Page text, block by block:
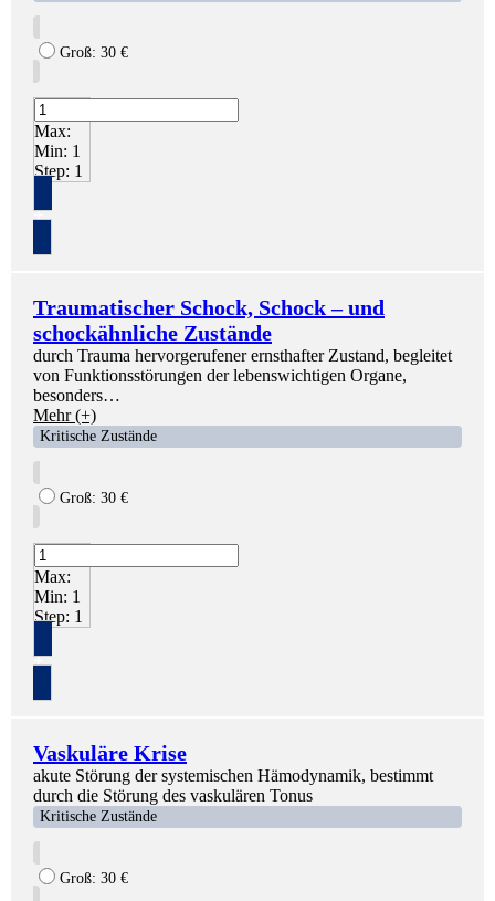
Groß: 30 €
Max:
Min: 1
Step: 1
+
Traumatischer Schock, Schock – und
schockähnliche Zustände
durch Trauma hervorgerufener ernsthafter Zustand, begleitet
von Funktionsstörungen der lebenswichtigen Organe,
besonders…
Mehr (+)
Kritische Zustände
Groß: 30 €
Max:
Min: 1
Step: 1
+
Vaskuläre Krise
akute Störung der systemischen Hämodynamik, bestimmt
durch die Störung des vaskulären Tonus
Kritische Zustände
Groß: 30 €